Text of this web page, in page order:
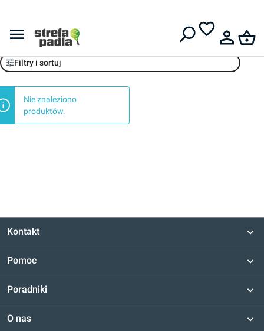
Strefa Tenisa
Filtry i sortuj
Nie znaleziono
produktów.
Kontakt
Pomoc
Poradniki
O nas